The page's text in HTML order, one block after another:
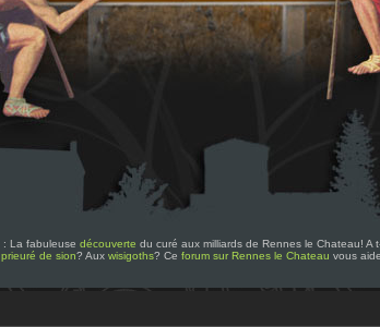
: La fabuleuse découverte du curé aux milliards de Rennes le Chateau!
prieuré de sion? Aux wisigoths? Ce forum sur Rennes le Chateau vous